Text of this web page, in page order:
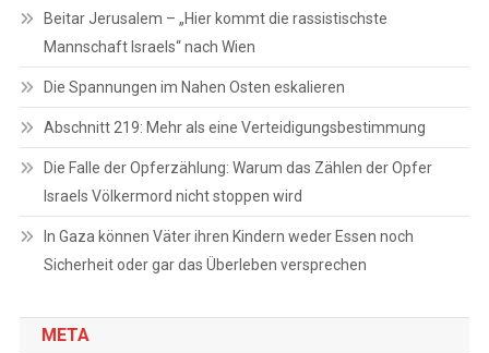
Beitar Jerusalem – „Hier kommt die rassistischste
Mannschaft Israels“ nach Wien
Die Spannungen im Nahen Osten eskalieren
Abschnitt 219: Mehr als eine Verteidigungsbestimmung
Die Falle der Opferzählung: Warum das Zählen der Opfer
Israels Völkermord nicht stoppen wird
In Gaza können Väter ihren Kindern weder Essen noch
Sicherheit oder gar das Überleben versprechen
META